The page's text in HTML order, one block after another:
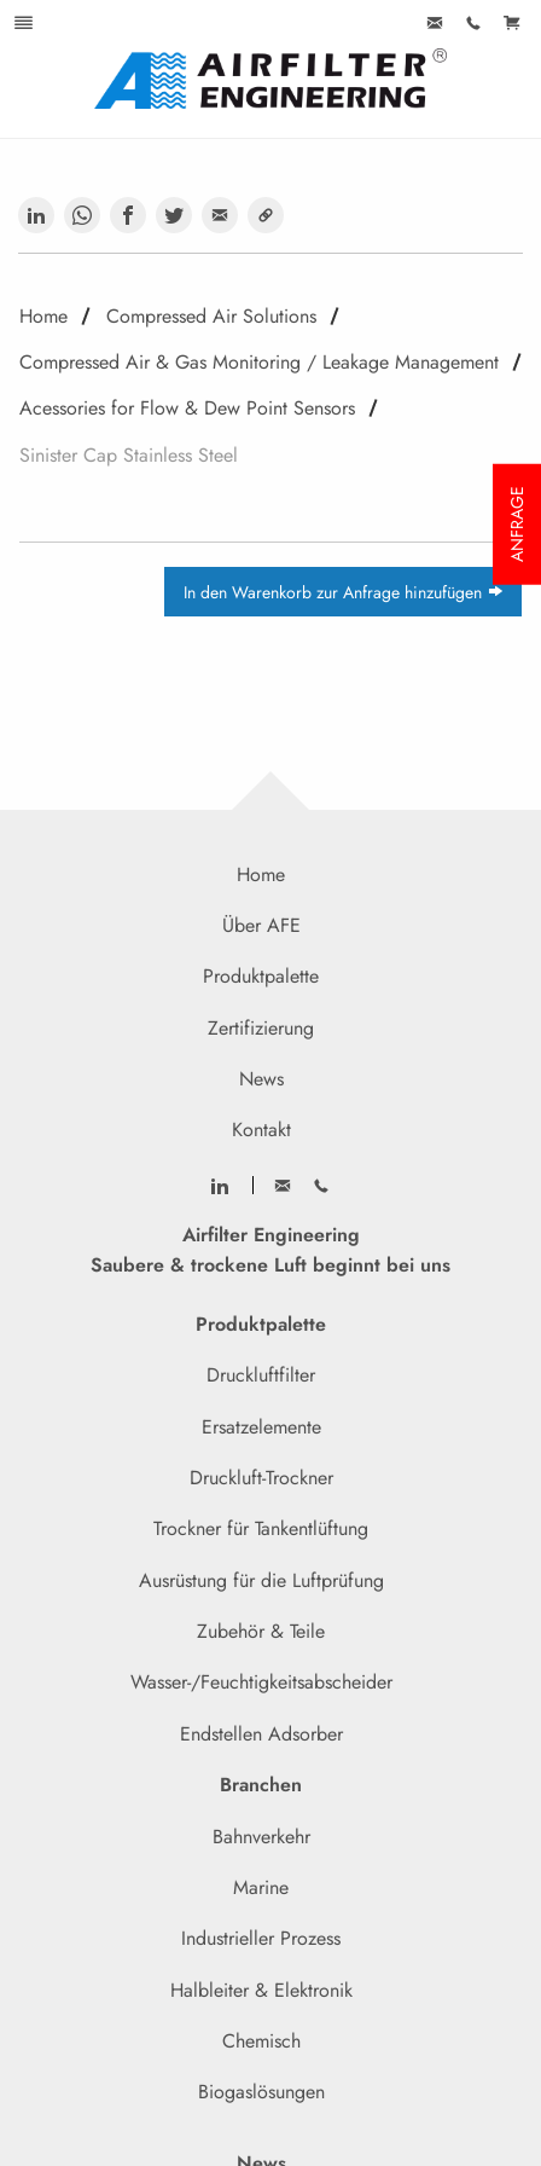
Home
Compressed Air Solutions
Compressed Air & Gas Monitoring / Leakage Management
Acessories for Flow & Dew Point Sensors
Sinister Cap Stainless Steel
In den Warenkorb zur Anfrage hinzufügen
Home
Über AFE
Produktpalette
Zertifizierung
News
Kontakt
Airfilter Engineering
Saubere & trockene Luft beginnt bei uns
Produktpalette
Druckluftfilter
Ersatzelemente
Druckluft-Trockner
Trockner für Tankentlüftung
Ausrüstung für die Luftprüfung
Zubehör & Teile
Wasser-/Feuchtigkeitsabscheider
Endstellen Adsorber
Branchen
Bahnverkehr
Marine
Industrieller Prozess
Halbleiter & Elektronik
Chemisch
Biogaslösungen
ANFRAGE